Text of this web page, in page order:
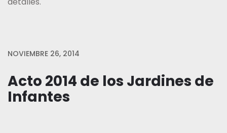
NOVIEMBRE 26, 2014
Acto 2014 de los Jardines de
Infantes